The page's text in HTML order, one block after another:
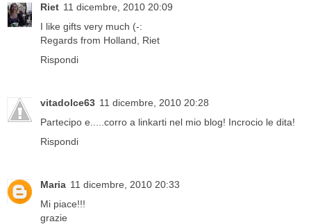
Riet 11 dicembre, 2010 20:09
I like gifts very much (-:
Regards from Holland, Riet
Rispondi
vitadolce63 11 dicembre, 2010 20:28
Partecipo e.....corro a linkarti nel mio blog! Incrocio le dita!
Rispondi
Maria 11 dicembre, 2010 20:33
Mi piace!!!
grazie